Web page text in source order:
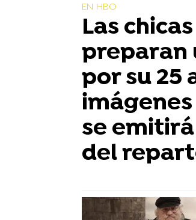
EN HBO
Las
preparan
por su 25
se
del